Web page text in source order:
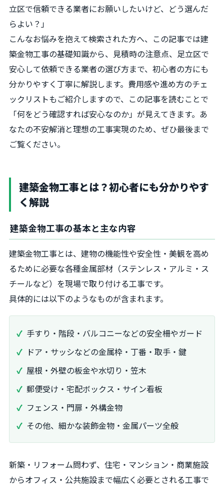
立区で信頼できる業者にお願いしたいけど、どう選んだ
らよい？」
こんなお悩みを抱えて検索された方へ、この記事では建
築金物工事の基礎知識から、見積時の注意点、足立区で
安心して依頼できる業者の選び方まで、初心者の方にも
分かりやすく丁寧に解説します。費用感や進め方のチェ
ックリストもご紹介しますので、この記事を読むことで
「何をどう確認すれば安心なのか」が見えてきます。あ
なたの不安解消と理想の工事実現のため、ぜひ最後まで
ご覧ください。
建築金物工事とは？初心者にも分かりやす
く解説
建築金物工事の基本と主な内容
建築金物工事とは、建物の機能性や安全性・美観を高め
るために必要な各種金属部材（ステンレス・アルミ・ス
チールなど）を現場で取り付ける工事です。
具体的には以下のようなものが含まれます。
手すり・階段・バルコニーなどの安全柵やガード
ドア・サッシなどの金属枠・丁番・取手・鍵
屋根・外壁の板金や水切り・笠木
郵便受け・宅配ボックス・サイン看板
フェンス・門扉・外構金物
その他、細かな装飾金物・金属パーツ全般
新築・リフォーム問わず、住宅・マンション・商業施設
からオフィス・公共施設まで幅広く必要とされる工事で